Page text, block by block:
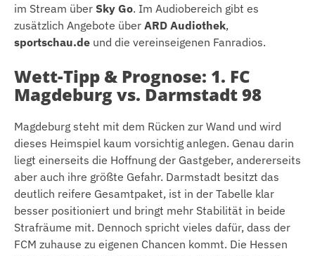
im Stream über Sky Go. Im Audiobereich gibt es
zusätzlich Angebote über ARD Audiothek,
sportschau.de und die vereinseigenen Fanradios.
Wett-Tipp & Prognose: 1. FC
Magdeburg vs. Darmstadt 98
Magdeburg steht mit dem Rücken zur Wand und wird
dieses Heimspiel kaum vorsichtig anlegen. Genau darin
liegt einerseits die Hoffnung der Gastgeber, andererseits
aber auch ihre größte Gefahr. Darmstadt besitzt das
deutlich reifere Gesamtpaket, ist in der Tabelle klar
besser positioniert und bringt mehr Stabilität in beide
Strafräume mit. Dennoch spricht vieles dafür, dass der
FCM zuhause zu eigenen Chancen kommt. Die Hessen